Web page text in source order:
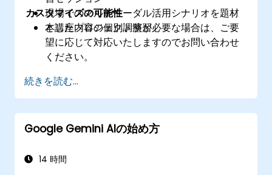
現場でのマルチモーダル活用シナリオを題材
としたプロジェクト演習
カスタマイズの可能性
本講座内容の個別調整が必要な場合は、ご要
望に応じて対応いたしますのでお問い合わせ
ください。
続きを読む...
Google Gemini AIの始め方
14 時間